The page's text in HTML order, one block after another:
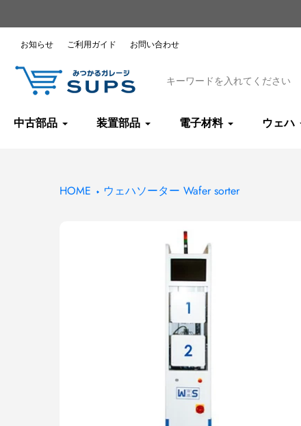
ン
お知らせ ご利用ガイド お問い合わせ
中古部品 装置部品 電子材料 ウェハ
HOME ウェハソーター Wafer sorter